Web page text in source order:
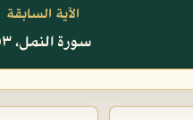
الآية السابقة
سورة النمل، ٥٣